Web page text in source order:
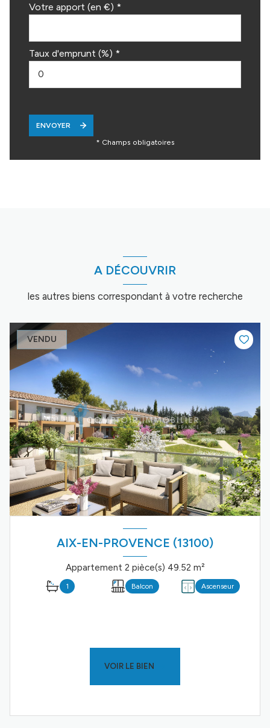
Votre apport (en €) *
Taux d'emprunt (%) *
ENVOYER
* Champs obligatoires
A DÉCOUVRIR
les autres biens correspondant à votre recherche
VENDU
AIX-EN-PROVENCE (13100)
Appartement 2 pièce(s) 49.52 m²
1 Balcon Ascenseur
VOIR LE BIEN